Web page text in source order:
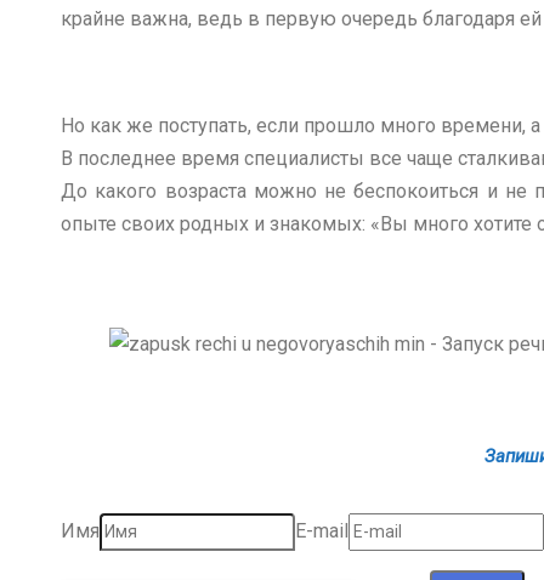
крайне важна, ведь в первую очередь благодаря
Но как же поступать, если прошло много времени,
В последнее время специалисты все чаще
До какого возраста можно не беспокоиться и не
опыте своих родных и знакомых: «Вы много хотите
Имя E-mail